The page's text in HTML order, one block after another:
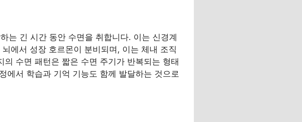
는 긴 시간 동안 수면을 취합니다. 이는 신경계
에서 성장 호르몬이 분비되며, 이는 체내 조직
수면 패턴은 짧은 수면 주기가 반복되는 형태
에서 학습과 기억 기능도 함께 발달하는 것으로